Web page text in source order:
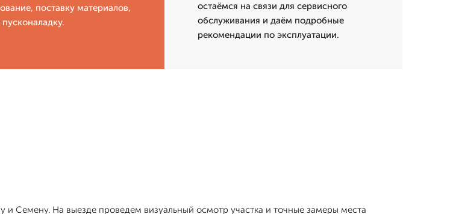
поставку материалов,
остаёмся на связи для сервисного
обслуживания и даём подробные
рекомендации по эксплуатации.
и Семену. На выезде проведем визуальный осмотр участка и точные замеры места